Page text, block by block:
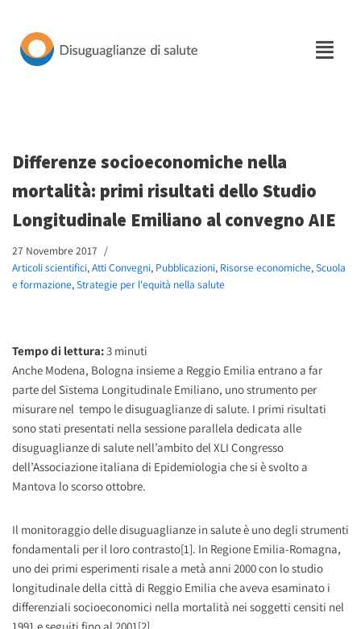
Vai
Differenze socioeconomiche nella
mortalità: primi risultati dello Studio
Longitudinale Emiliano al convegno AIE
27 Novembre 2017
Articoli scientifici, Atti Convegni, Pubblicazioni, Risorse economiche, Scuola
e formazione, Strategie per l'equità nella salute
Tempo di lettura:3 minuti
Anche Modena, Bologna insieme a Reggio Emilia entrano a far
parte del Sistema Longitudinale Emiliano, uno strumento per
misurare nel tempo le disuguaglianze di salute. I primi risultati
sono stati presentati nella sessione parallela dedicata alle
disuguaglianze di salute nell’ambito del XLI Congresso
dell’Associazione italiana di Epidemiologia che si è svolto a
Mantova lo scorso ottobre.
Il monitoraggio delle disuguaglianze in salute è uno degli strumenti
fondamentali per il loro contrasto[1]. In Regione Emilia-Romagna,
uno dei primi esperimenti risale a metà anni 2000 con lo studio
longitudinale della città di Reggio Emilia che aveva esaminato i
differenziali socioeconomici nella mortalità nei soggetti censiti nel
1991 e seguiti fino al 2001[2].